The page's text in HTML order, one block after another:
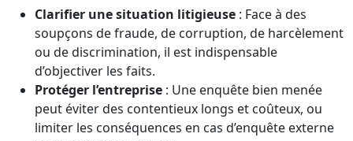
Clarifier une situation litigieuse : Face à des
soupçons de fraude, de corruption, de harcèlement
ou de discrimination, il est indispensable
d’objectiver les faits.
Protéger l’entreprise : Une enquête bien menée
peut éviter des contentieux longs et coûteux, ou
limiter les conséquences en cas d’enquête externe